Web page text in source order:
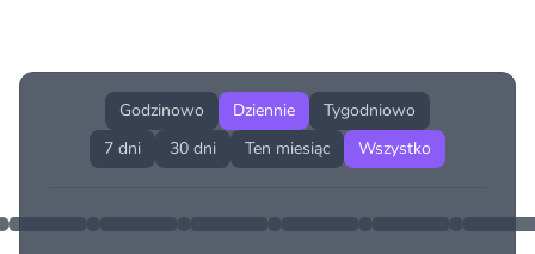
Godzinowo Dziennie
Tygodniowo
7 dni
30 dni Ten miesiąc Wszystko